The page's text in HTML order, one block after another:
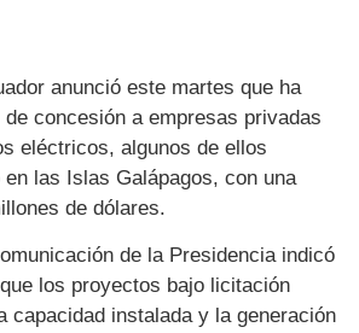
anunció este martes que ha
concesión a empresas privadas
eléctricos, algunos de ellos
las Islas Galápagos, con una
de dólares.
de la Presidencia indicó
los proyectos bajo licitación
capacidad instalada y la generación